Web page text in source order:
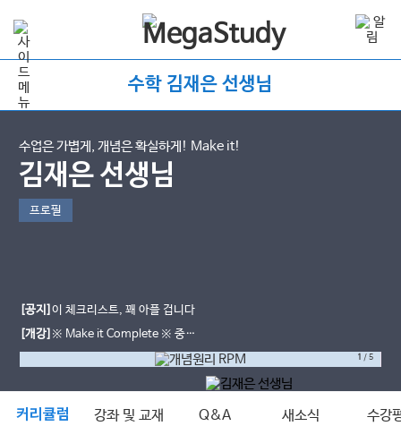
수학 김재은 선생님
수업은 가볍게, 개념은 확실하게! Make it!
김재은 선생님
프로필
[공지]이 체크리스트, 꽤 아플 겁니다
[개강] ※ Make it Complete ※ 중간
고사 직전대비 5강으로 90점 뚫기
1 /5
커리큘럼 강좌 및 교재 Q&A 새소식 수강